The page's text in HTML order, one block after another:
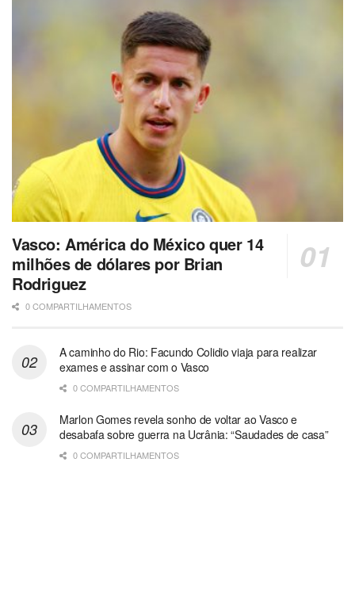
Vasco: América do México quer 14
milhões de dólares por Brian
Rodriguez
0 COMPARTILHAMENTOS
A caminho do Rio: Facundo Colidio viaja para realizar
exames e assinar com o Vasco
0 COMPARTILHAMENTOS
Marlon Gomes revela sonho de voltar ao Vasco e
desabafa sobre guerra na Ucrânia: “Saudades de casa”
0 COMPARTILHAMENTOS